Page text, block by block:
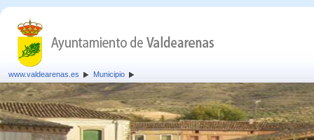
www.valdearenas.es Municipio